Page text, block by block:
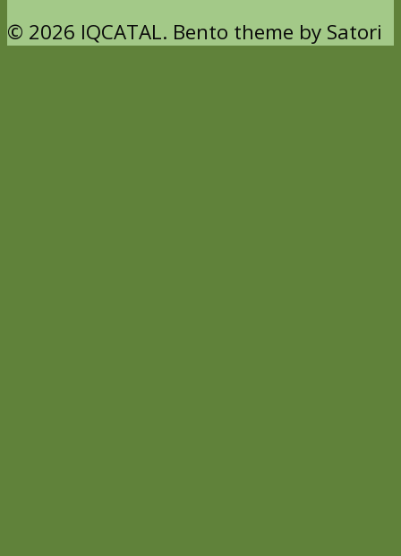
© 2026 IQCATAL. Bento theme by Satori